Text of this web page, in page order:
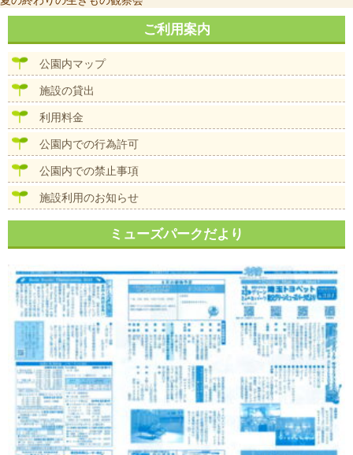
サ
ズ
稿
ビ
ご利用案内
公園内マップ
施設の貸出
利用料金
公園内での行為許可
公園内での禁止事項
施設利用のお知らせ
ミューズパークだより